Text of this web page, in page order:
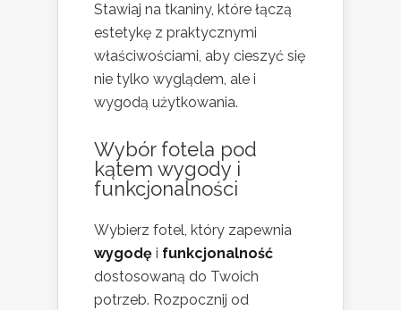
Stawiaj na tkaniny, które łączą
estetykę z praktycznymi
właściwościami, aby cieszyć się
nie tylko wyglądem, ale i
wygodą użytkowania.
Wybór fotela pod
kątem wygody i
funkcjonalności
Wybierz fotel, który zapewnia
wygodę i funkcjonalność
dostosowaną do Twoich
potrzeb. Rozpocznij od